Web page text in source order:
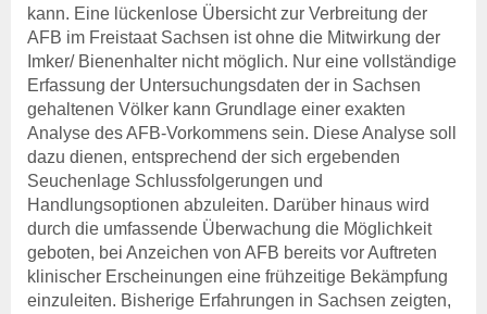
kann. Eine lückenlose Übersicht zur Verbreitung der
AFB im Freistaat Sachsen ist ohne die Mitwirkung der
Imker/ Bienenhalter nicht möglich. Nur eine vollständige
Erfassung der Untersuchungsdaten der in Sachsen
gehaltenen Völker kann Grundlage einer exakten
Analyse des AFB-Vorkommens sein. Diese Analyse soll
dazu dienen, entsprechend der sich ergebenden
Seuchenlage Schlussfolgerungen und
Handlungsoptionen abzuleiten. Darüber hinaus wird
durch die umfassende Überwachung die Möglichkeit
geboten, bei Anzeichen von AFB bereits vor Auftreten
klinischer Erscheinungen eine frühzeitige Bekämpfung
einzuleiten. Bisherige Erfahrungen in Sachsen zeigten,